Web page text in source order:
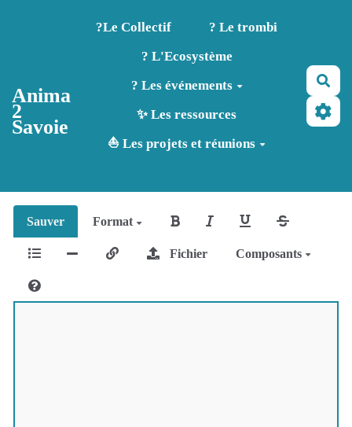
Aller au contenu principal
Anima
2
Savoie
?️Le Collectif
? Le trombi
? L'Ecosystème
? Les événements
✨ Les ressources
⛵ Les projets et réunions
Sauver Format
Fichier Composants